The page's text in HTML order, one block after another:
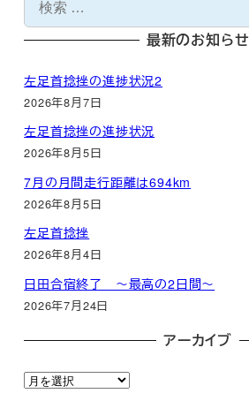
索
最新のお知らせ
左足首捻挫の進捗状況2
2026年8月7日
左足首捻挫の進捗状況
2026年8月5日
7月の月間走行距離は694km
2026年8月5日
左足首捻挫
2026年8月4日
日田合宿終了 ～最高の2日間～
2026年7月24日
アーカイブ
ア